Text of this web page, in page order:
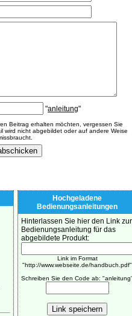
"anleitung"
Beitrag erhalten möchten, vergessen Sie
wird nicht abgebildet oder auf andere Weise
Hochgeladene
Bedienungsanleitungen
Hinterlassen Sie hier den Link zur
Bedienungsanleitung für das
abgebildete Produkt:
Link im Format
"http://www.webseite.de/handbuch.pdf"
Schreiben Sie den Code ab: